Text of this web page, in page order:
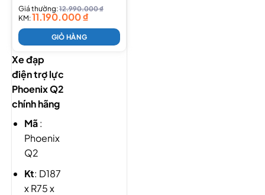
Được xếp
hạng5.00
5 sao
Giá thường:12.990.000₫
KM:11.190.000₫
GIỎ HÀNG
Xe đạp
điện trợ lực
Phoenix Q2
chính hãng
Mã:
Phoenix
Q2
Kt: D187
x R75 x